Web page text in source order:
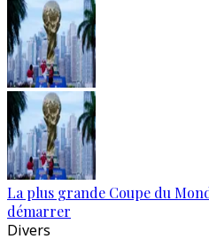
La plus grande Coupe du
démarrer
Divers